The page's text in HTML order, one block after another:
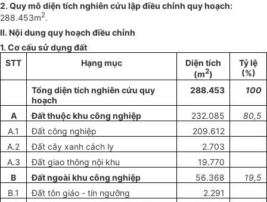
2. Quy mô diện tích nghiên cứu lập điều chỉnh quy hoạch:
288.453m2.
II. Nội dung quy hoạch điều chỉnh
1. Cơcấu sử dụng đất
STT
Hạng mục Diện tích
(m2)
Tỷ lệ
(%)
Tổng diện tích nghiên cứu quy
hoạch
288.453 100
A Đất thuộc khu công nghiệp 232.085
80,5
A.1 Đất công nghiệp
209.612
A.2
Đất cây xanh cách ly
2.703
A.3
Đất giao thông nội khu
19.770
B
Đất ngoài khu công nghiệp 56.368
19,5
B.1 Đất tôn giáo - tín ngưỡng
2.291